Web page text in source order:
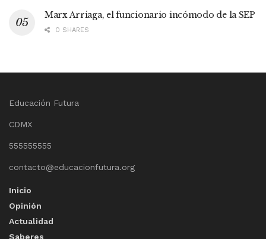
Marx Arriaga, el funcionario incómodo de la SEP
0 SHARES
Educación Futura
CDMX
555555555
contacto@educacionfutura.org
Inicio
Opinión
Actualidad
Saberes